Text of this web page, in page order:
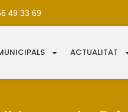
49 33 69
ACTUALITAT